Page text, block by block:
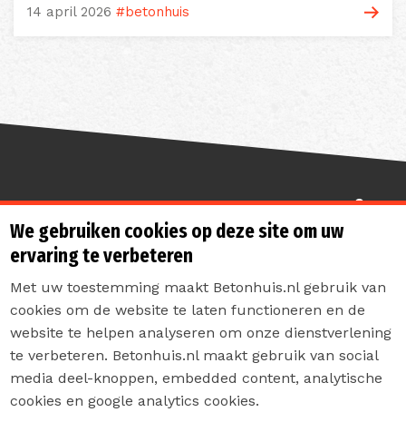
14 april 2026 #betonhuis
Sterk de toekomst in
Contact
Privacyverklaring
We gebruiken cookies op deze site om uw
ervaring te verbeteren
Met uw toestemming maakt Betonhuis.nl gebruik van
cookies om de website te laten functioneren en de
website te helpen analyseren om onze dienstverlening
te verbeteren. Betonhuis.nl maakt gebruik van social
media deel-knoppen, embedded content, analytische
cookies en google analytics cookies.